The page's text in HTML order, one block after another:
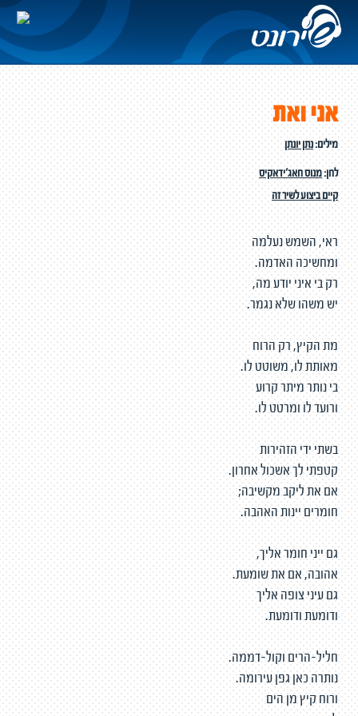
אני ואת
מילים:נתן יונתן
לחן:מנוס חאג'ידאקיס
קיים ביצוע לשיר זה
ראי, השמש נעלמה
ומחשיכה האדמה.
רק בי איני יודע מה,
יש משהו שלא נגמר.
מת הקיץ, רק הרוח
מאותת לו, משוטט לו.
בי נותר מיתר קרוע
ורועד לו ומרטט לו.
בשתי ידי הזהירות
קטפתי לך אשכול אחרון.
אם את ליקב מקשיבה;
חומרים יינות האהבה.
גם ייני חומר אליך,
אהובה, אם את שומעת.
גם עיני צופה אליך
ודומעת ודומעת.
חליל-הרים וקול-דממה.
נותרה כאן גפן עירומה.
ורוח קיץ מן הים